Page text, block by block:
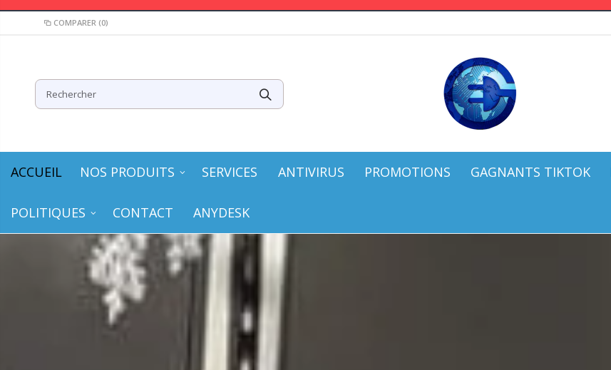
COMPARER (0)
ACCUEIL NOS PRODUITS SERVICES ANTIVIRUS PROMOTIONS GAGNANTS TIKTOK
POLITIQUES CONTACT ANYDESK